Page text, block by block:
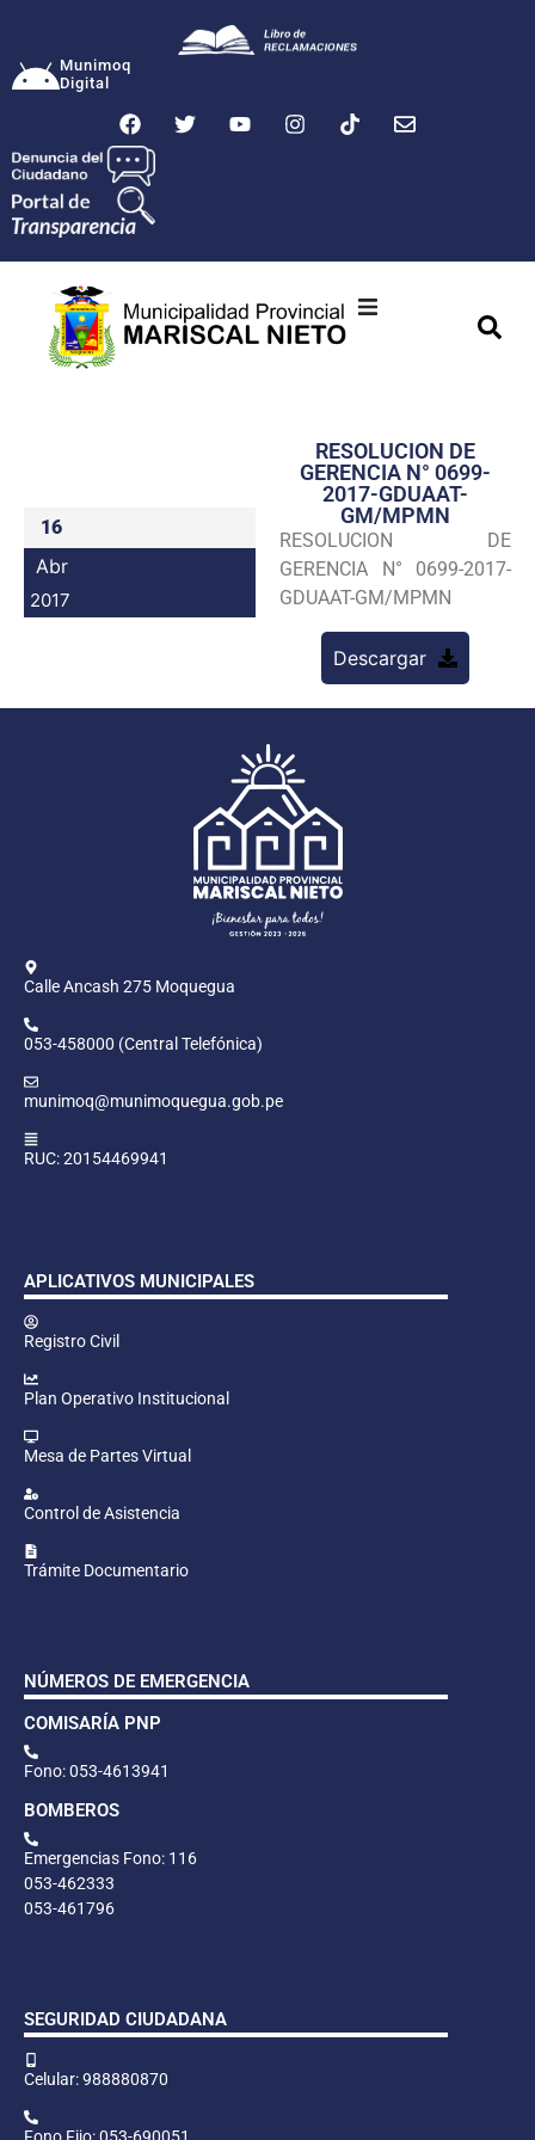
Munimoq
Digital
Transparencia
Seguridad
Programas
16
Abr
2017
RESOLUCION DE
GERENCIA N° 0699-
2017-GDUAAT-
GM/MPMN
RESOLUCION DE
GERENCIA N° 0699-2017-
GDUAAT-GM/MPMN
Descargar
Calle Ancash 275 Moquegua
053-458000 (Central Telefónica)
munimoq@munimoquegua.gob.pe
RUC: 20154469941
APLICATIVOS MUNICIPALES
Registro Civil
Plan Operativo Institucional
Mesa de Partes Virtual
Control de Asistencia
Trámite Documentario
NÚMEROS DE EMERGENCIA
COMISARÍA PNP
Fono: 053-4613941
BOMBEROS
Emergencias Fono: 116
053-462333
053-461796
SEGURIDAD CIUDADANA
Celular: 988880870
Fono Fijo: 053-690051